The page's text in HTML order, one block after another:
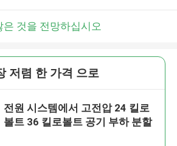
은 것을 전망하십시오
저렴 한 가격 으로
전원 시스템에서 고전압 24 킬로
볼트 36 킬로볼트 공기 부하 분할